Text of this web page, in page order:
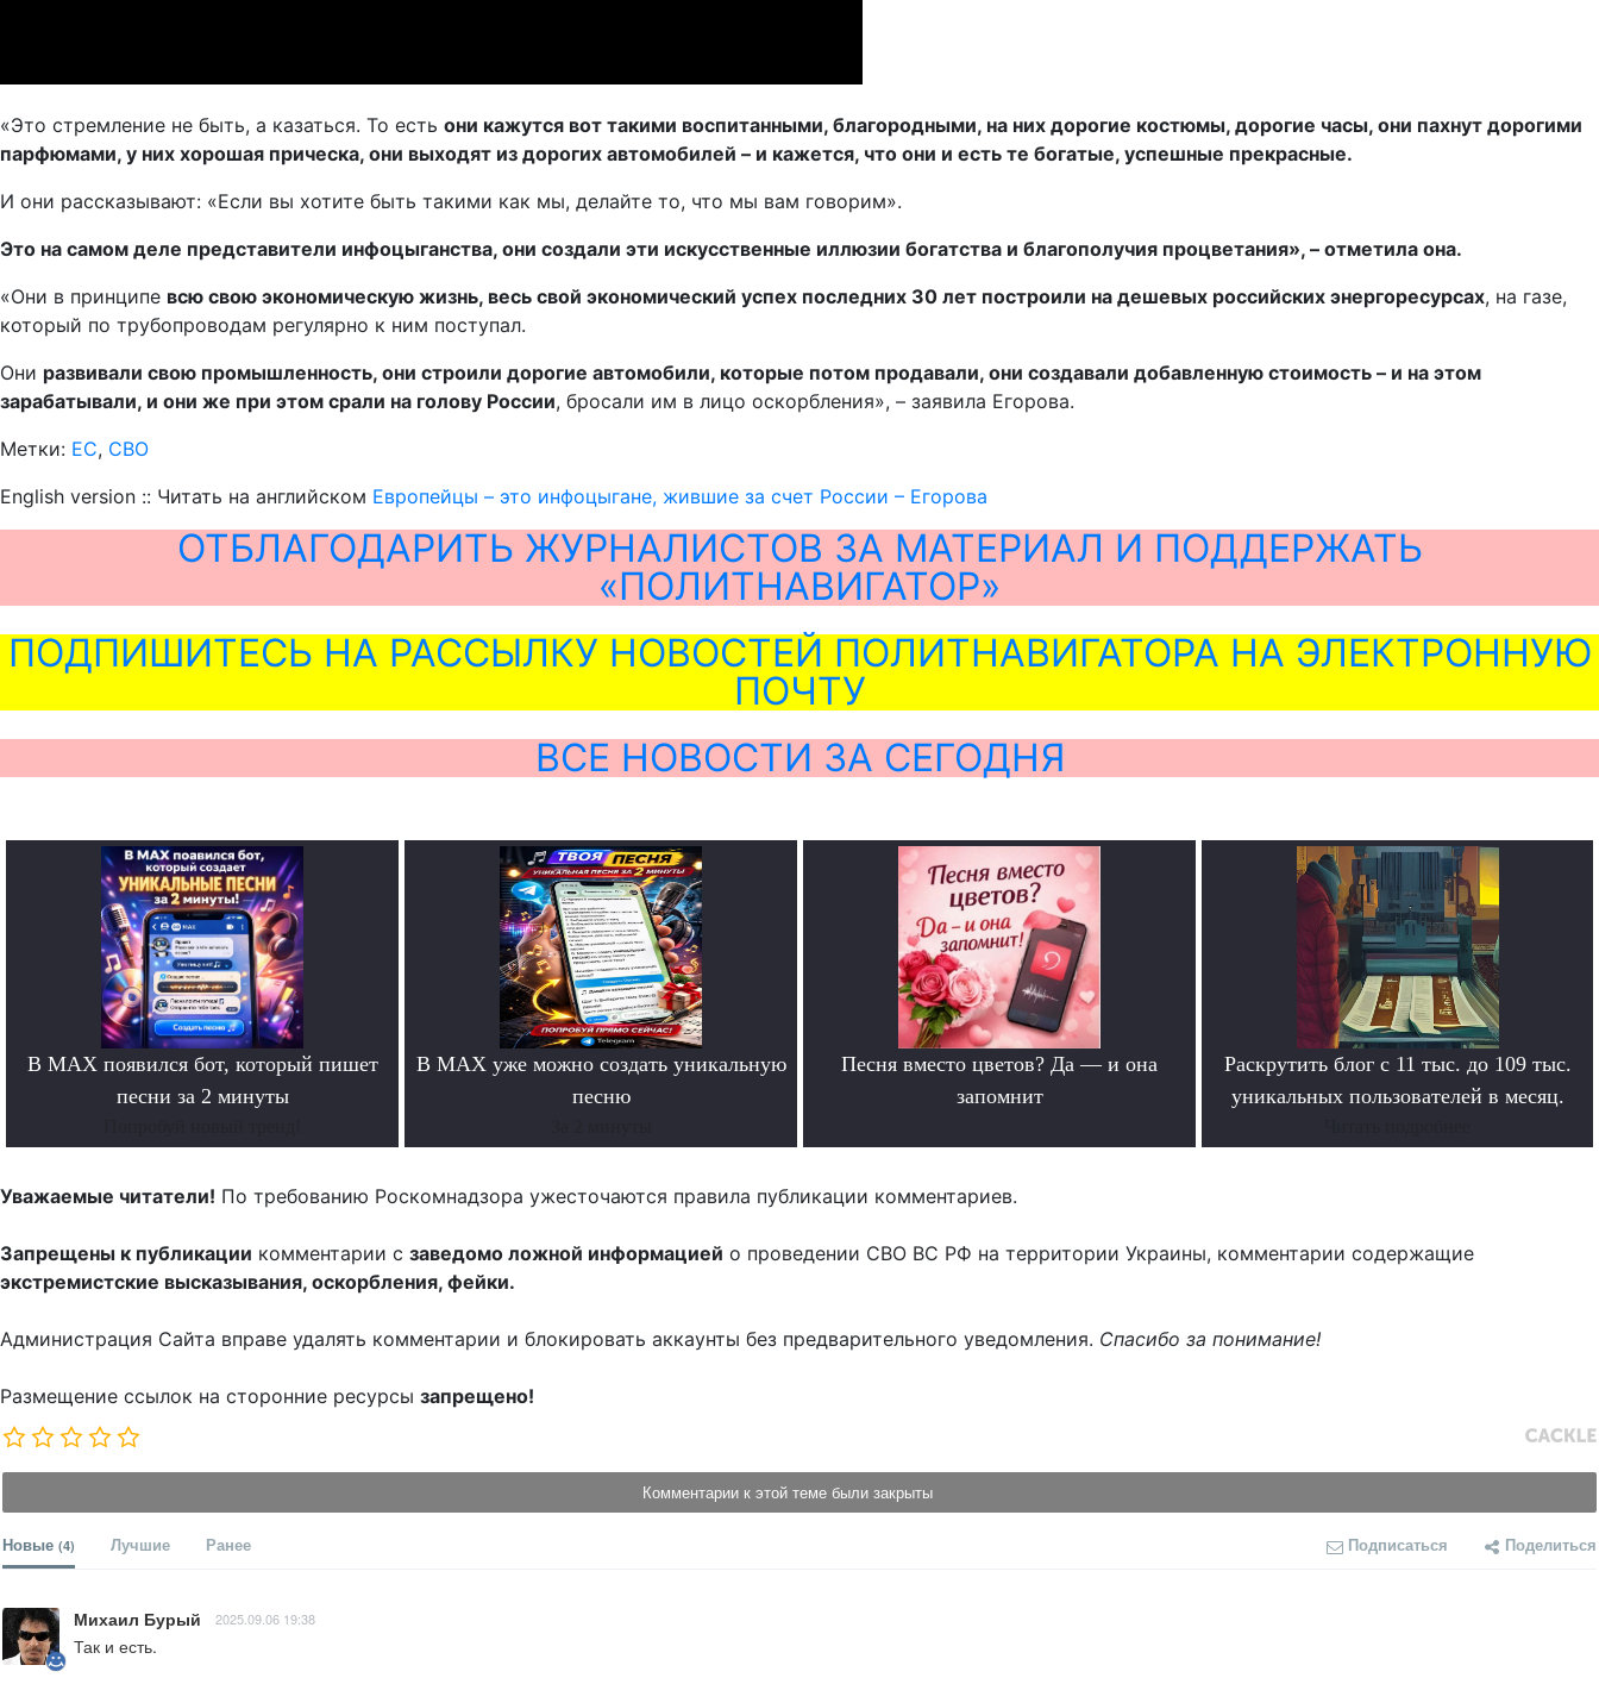
«Это стремление не быть, а казаться. То есть они кажутся вот такими воспитанными, благородными, на них дорогие костюмы, дорогие часы, они пахнут дорогими
парфюмами, у них хорошая прическа, они выходят из дорогих автомобилей – и кажется, что они и есть те богатые, успешные прекрасные.
И они рассказывают: «Если вы хотите быть такими как мы, делайте то, что мы вам говорим».
Это на самом деле представители инфоцыганства, они создали эти искусственные иллюзии богатства и благополучия процветания», – отметила она.
«Они в принципе всю свою экономическую жизнь, весь свой экономический успех последних 30 лет построили на дешевых российских энергоресурсах, на газе,
который по трубопроводам регулярно к ним поступал.
Они развивали свою промышленность, они строили дорогие автомобили, которые потом продавали, они создавали добавленную стоимость – и на этом
зарабатывали, и они же при этом срали на голову России, бросали им в лицо оскорбления», – заявила Егорова.
Метки: ЕС, СВО
English version :: Читать на английском Европейцы – это инфоцыгане, жившие за счет России – Егорова
ОТБЛАГОДАРИТЬ ЖУРНАЛИСТОВ ЗА МАТЕРИАЛ И ПОДДЕРЖАТЬ
«ПОЛИТНАВИГАТОР»
ПОДПИШИТЕСЬ НА РАССЫЛКУ НОВОСТЕЙ ПОЛИТНАВИГАТОРА НА ЭЛЕКТРОННУЮ
ПОЧТУ
ВСЕ НОВОСТИ ЗА СЕГОДНЯ
В MAX появился бот, который пишет
песни за 2 минуты
В MAX уже можно создать уникальную
песню
Песня вместо цветов? Да — и она
запомнит
Раскрутить блог с 11 тыс. до 109 тыс.
уникальных пользователей в месяц.
Уважаемые читатели! По требованию Роскомнадзора ужесточаются правила публикации комментариев.
Запрещены к публикации комментарии с заведомо ложной информацией о проведении СВО ВС РФ на территории Украины, комментарии содержащие
экстремистские высказывания, оскорбления, фейки.
Администрация Сайта вправе удалять комментарии и блокировать аккаунты без предварительного уведомления. Спасибо за понимание!
Размещение ссылок на сторонние ресурсы запрещено!
Комментарии к этой теме были закрыты
Новые (4) Лучшие Ранее Подписаться Поделиться
Михаил Бурый 2025.09.06 19:38
Так и есть.